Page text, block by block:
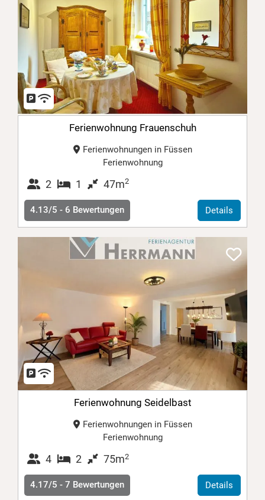
Ferienwohnung Frauenschuh
Ferienwohnungen in Füssen
Ferienwohnung
2 1 47m2
Details
4.13/5 - 6 Bewertungen
Ferienwohnung Seidelbast
Ferienwohnungen in Füssen
Ferienwohnung
4 2 75m2
Details
4.17/5 - 7 Bewertungen